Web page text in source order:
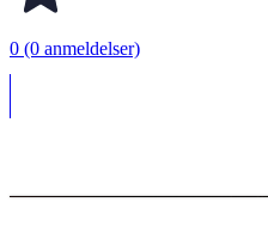
0 (0 anmeldelser)